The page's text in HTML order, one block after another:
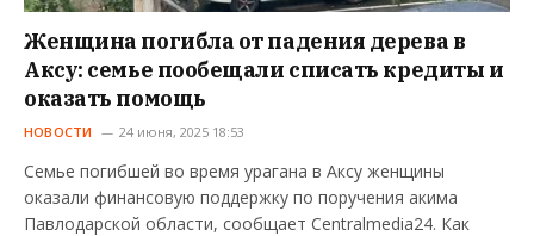
Женщина погибла от падения дерева в
Аксу: семье пообещали списать кредиты и
оказать помощь
НОВОСТИ 24 июня, 2025 18:53
Семье погибшей во время урагана в Аксу женщины
оказали финансовую поддержку по поручения акима
Павлодарской области, сообщает Centralmedia24. Как